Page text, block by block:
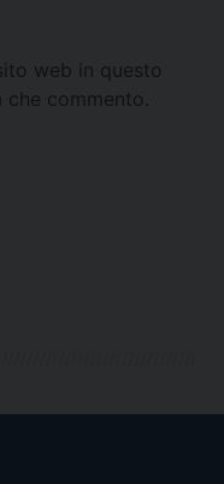
web in questo
commento.